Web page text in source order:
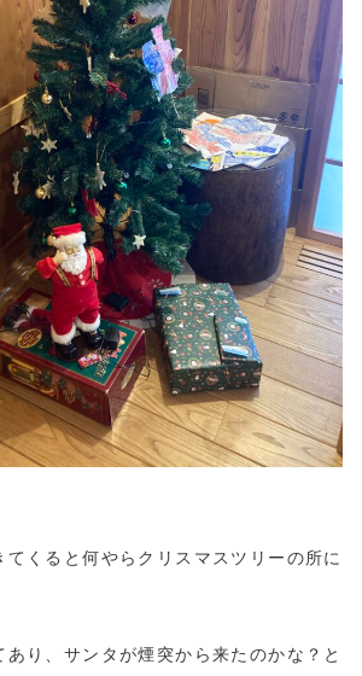
くると何やらクリスマスツリーの所に
あり、サンタが煙突から来たのかな？と